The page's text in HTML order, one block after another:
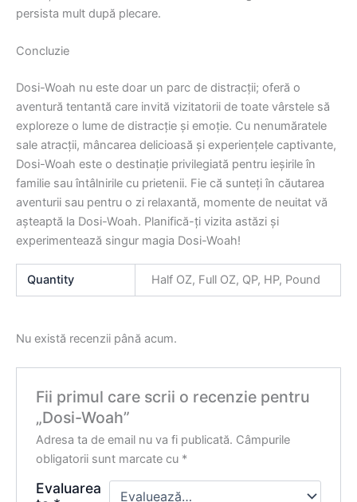
persista mult după plecare.
Concluzie
Dosi-Woah nu este doar un parc de distracții; oferă o
aventură tentantă care invită vizitatorii de toate vârstele să
exploreze o lume de distracție și emoție. Cu nenumăratele
sale atracții, mâncarea delicioasă și experiențele captivante,
Dosi-Woah este o destinație privilegiată pentru ieșirile în
familie sau întâlnirile cu prietenii. Fie că sunteți în căutarea
aventurii sau pentru o zi relaxantă, momente de neuitat vă
așteaptă la Dosi-Woah. Planifică-ți vizita astăzi și
experimentează singur magia Dosi-Woah!
Quantity Half OZ, Full OZ, QP, HP, Pound
Nu există recenzii până acum.
Fii primul care scrii o recenzie pentru
„Dosi-Woah”
Adresa ta de email nu va fi publicată. Câmpurile
obligatorii sunt marcate cu *
Evaluarea